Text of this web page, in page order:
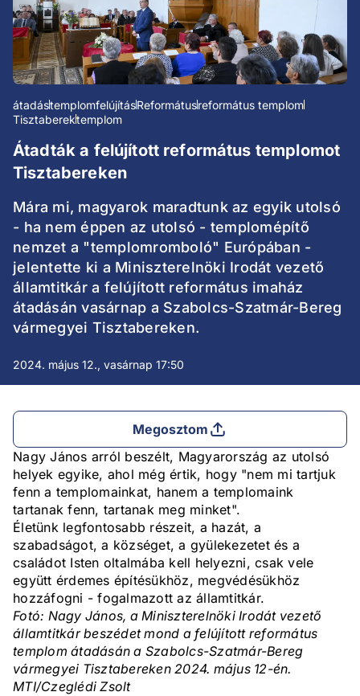
átadástemplomfelújításReformátusreformátus templom
Tisztaberektemplom
Átadták a felújított református templomot
Tisztabereken
Mára mi, magyarok maradtunk az egyik utolsó
- ha nem éppen az utolsó - templomépítő
nemzet a "templomromboló" Európában -
jelentette ki a Miniszterelnöki Irodát vezető
államtitkár a felújított református imaház
átadásán vasárnap a Szabolcs-Szatmár-Bereg
vármegyei Tisztabereken.
2024. május 12., vasárnap 17:50
Megosztom
Nagy János arról beszélt, Magyarország az utolsó
helyek egyike, ahol még értik, hogy "nem mi tartjuk
fenn a templomainkat, hanem a templomaink
tartanak fenn, tartanak meg minket".
Életünk legfontosabb részeit, a hazát, a
szabadságot, a községet, a gyülekezetet és a
családot Isten oltalmába kell helyezni, csak vele
együtt érdemes építésükhöz, megvédésükhöz
hozzáfogni - fogalmazott az államtitkár.
Fotó: Nagy János, a Miniszterelnöki Irodát vezető
államtitkár beszédet mond a felújított református
templom átadásán a Szabolcs-Szatmár-Bereg
vármegyei Tisztabereken 2024. május 12-én.
MTI/Czeglédi Zsolt